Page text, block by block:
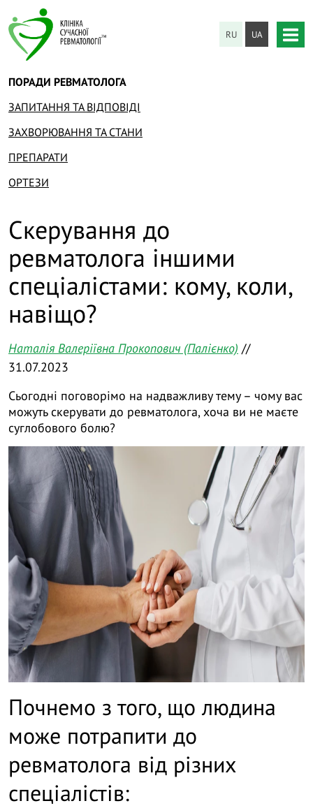
RU UA
ПОРАДИ РЕВМАТОЛОГА
ЗАПИТАННЯ ТА ВІДПОВІДІ
ЗАХВОРЮВАННЯ ТА СТАНИ
ПРЕПАРАТИ
ОРТЕЗИ
Скерування до
ревматолога іншими
спеціалістами: кому, коли,
навіщо?
Наталія Валеріївна Прокопович (Палієнко) //
31.07.2023
Сьогодні поговорімо на надважливу тему – чому вас
можуть скерувати до ревматолога, хоча ви не маєте
суглобового болю?
Почнемо з того, що людина
може потрапити до
ревматолога від різних
спеціалістів: